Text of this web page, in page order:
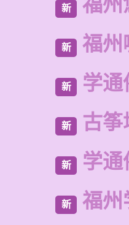
新 福州
新 福州
新 学通
新 古筝
新 学通
新 福州